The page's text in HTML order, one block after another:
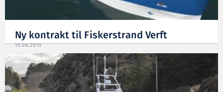
Ny kontrakt til Fiskerstrand Verft
19.06.2015